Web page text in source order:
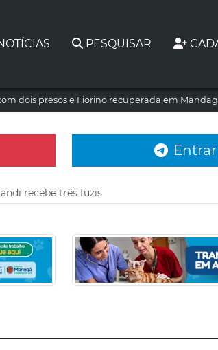
PESQUISAR
dois presos e Fiorino recuperada em
recebe três fuzis